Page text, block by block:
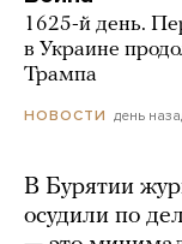
1625-й день.
в Украине
Трампа
НОВОСТИ день
В Бурятии
осудили по